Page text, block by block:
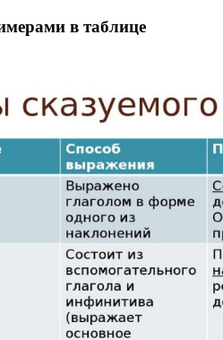
в таблице